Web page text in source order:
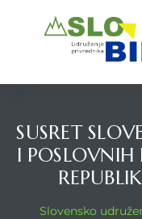
SUSRET
I POSLOVNIH
Slovensko